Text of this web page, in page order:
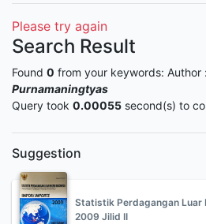
Please try again
Search Result
Found 0 from your keywords: Author :
Purnamaningtyas
Query took 0.00055 second(s) to
Suggestion
Statistik Perdagangan Luar
2009 Jilid II